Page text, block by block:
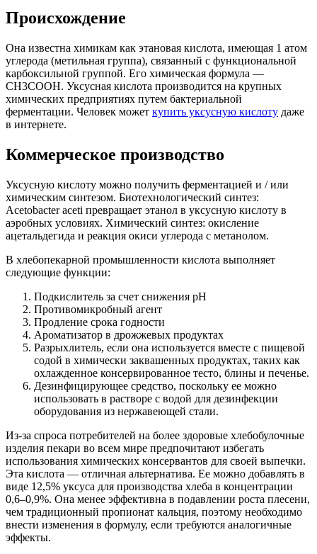
Происхождение
Она известна химикам как этановая кислота, имеющая 1 атом
углерода (метильная группа), связанный с функциональной
карбоксильной группой. Его химическая формула —
CH3COOH. Уксусная кислота производится на крупных
химических предприятиях путем бактериальной
ферментации. Человек может купить уксусную кислоту даже
в интернете.
Коммерческое производство
Уксусную кислоту можно получить ферментацией и / или
химическим синтезом. Биотехнологический синтез:
Acetobacter aceti превращает этанол в уксусную кислоту в
аэробных условиях. Химический синтез: окисление
ацетальдегида и реакция окиси углерода с метанолом.
В хлебопекарной промышленности кислота выполняет
следующие функции:
Подкислитель за счет снижения pH
Противомикробный агент
Продление срока годности
Ароматизатор в дрожжевых продуктах
Разрыхлитель, если она используется вместе с пищевой
содой в химически заквашенных продуктах, таких как
охлажденное консервированное тесто, блины и печенье.
Дезинфицирующее средство, поскольку ее можно
использовать в растворе с водой для дезинфекции
оборудования из нержавеющей стали.
Из-за спроса потребителей на более здоровые хлебобулочные
изделия пекари во всем мире предпочитают избегать
использования химических консервантов для своей выпечки.
Эта кислота — отличная альтернатива. Ее можно добавлять в
виде 12,5% уксуса для производства хлеба в концентрации
0,6–0,9%. Она менее эффективна в подавлении роста плесени,
чем традиционный пропионат кальция, поэтому необходимо
внести изменения в формулу, если требуются аналогичные
эффекты.